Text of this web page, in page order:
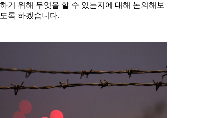
하기 위해 무엇을 할 수 있는지에 대해 논의해보
도록 하겠습니다.